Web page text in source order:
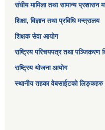
संघीय मामिला तथा सामान्य प्रशासन
शिक्षा, विज्ञान तथा प्रविधि मन्त्रालय
शिक्षक सेवा आयोग
राष्ट्रिय परिचयपत्र तथा पञ्जिकरण
राष्ट्रिय योजना आयोग
स्थानीय तहका वेबसाईटको लिङ्कहरु